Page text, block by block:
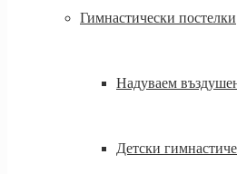
Гимнастически постелки
Надуваем
Детски